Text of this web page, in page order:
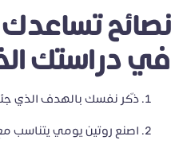
نصائح
في دراستك
ذكّر نفسك بالهدف الذي
اصنع روتين يومي يتناسب